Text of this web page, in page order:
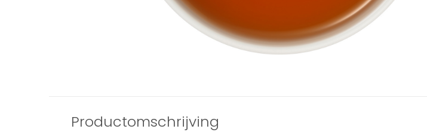
Productomschrijving